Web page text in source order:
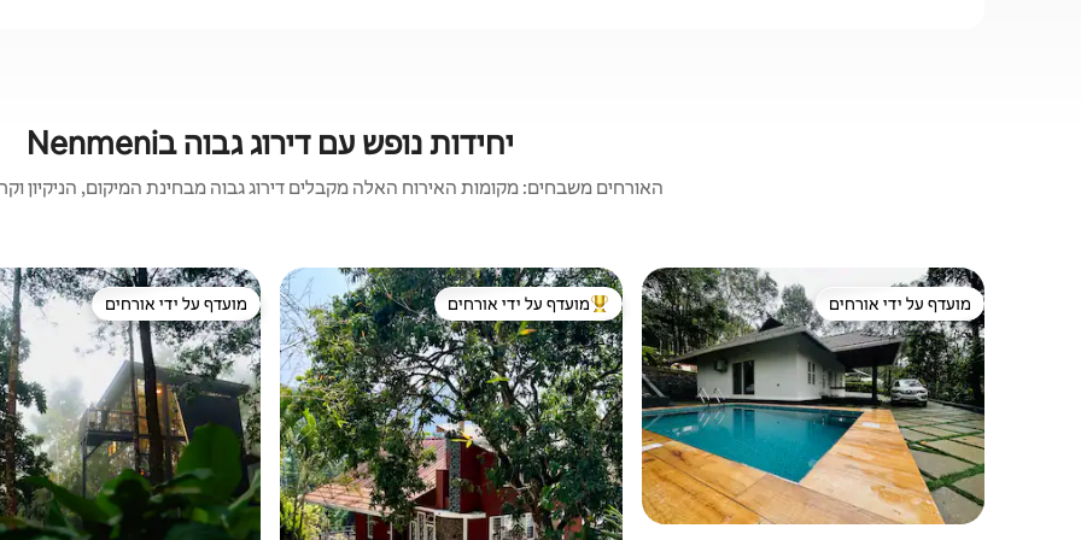
יחידות נופש עם דירוג גבוה בNenmeni
האורחים משבחים: מקומות האירוח האלה מקבלים דירוג גבוה מבחינת המיקום, הניקיון
מועדף על ידי אורחים
מועדף על ידי אורחים מוביל בקרב נכסים מועדפים על ידי אורחים
מועדף על ידי אורחים מועדף על ידי אורחים
מועדף על ידי אורחים